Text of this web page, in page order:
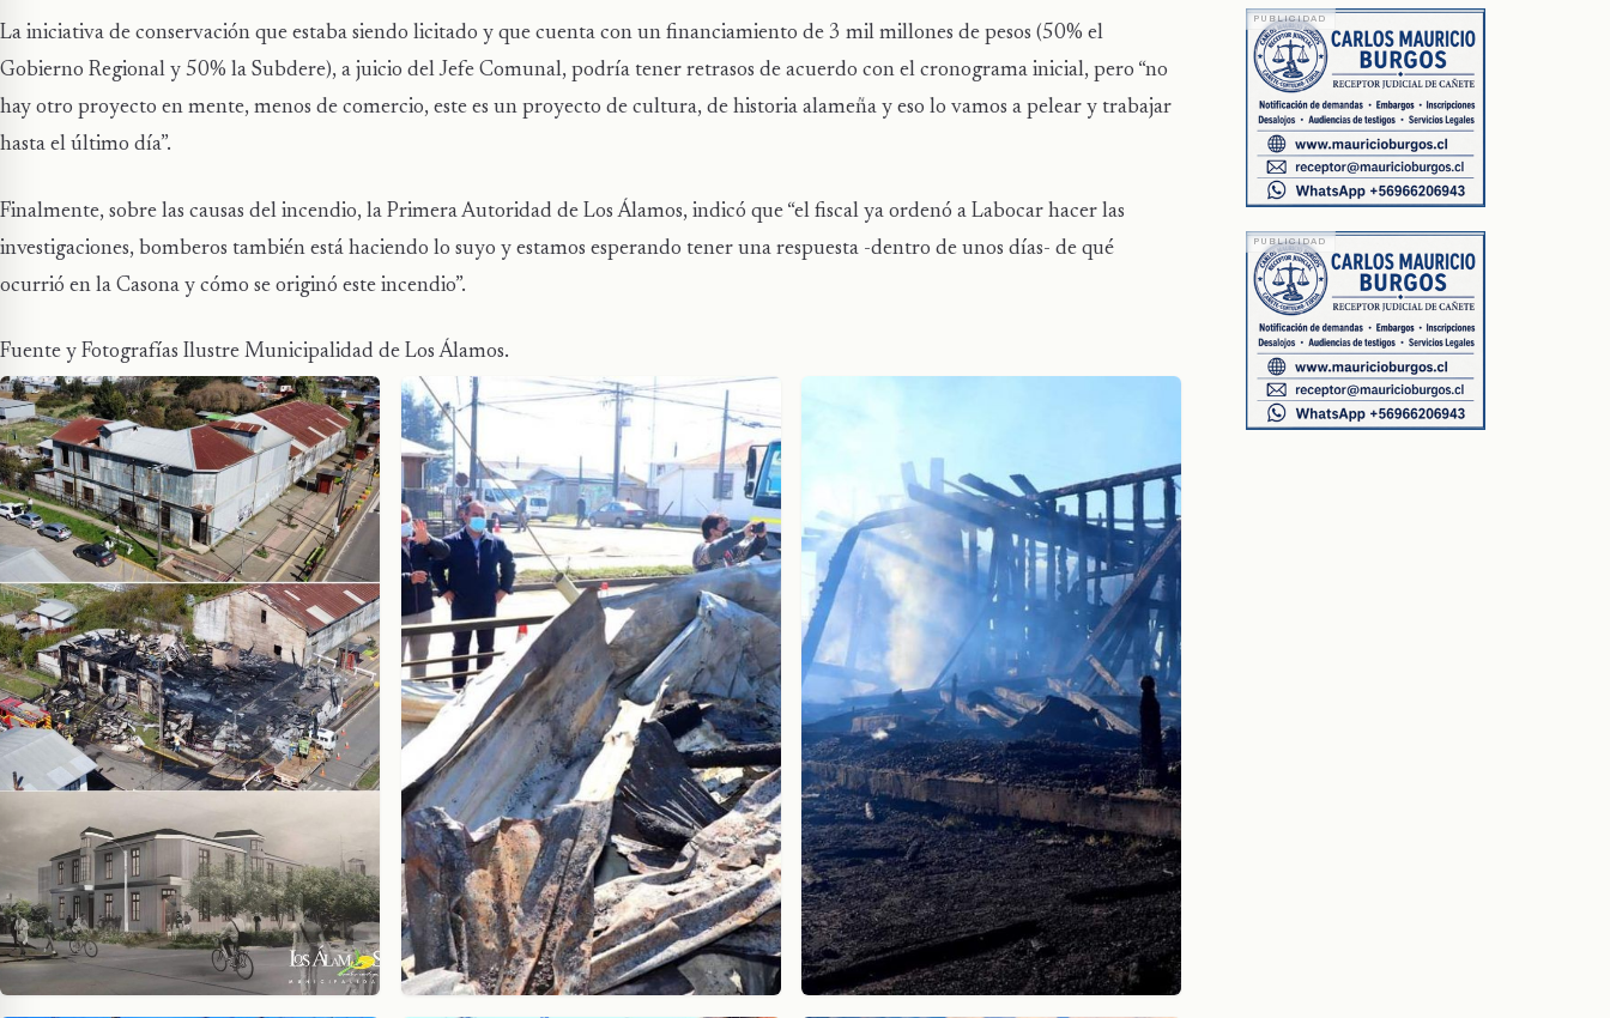
La iniciativa de conservación que estaba siendo licitado y que cuenta con un financiamiento de 3 mil millones de pesos (50% el
Gobierno Regional y 50% la Subdere), a juicio del Jefe Comunal, podría tener retrasos de acuerdo con el cronograma inicial, pero “no
hay otro proyecto en mente, menos de comercio, este es un proyecto de cultura, de historia alameña y eso lo vamos a pelear y trabajar
hasta el último día”.
Finalmente, sobre las causas del incendio, la Primera Autoridad de Los Álamos, indicó que “el fiscal ya ordenó a Labocar hacer las
investigaciones, bomberos también está haciendo lo suyo y estamos esperando tener una respuesta -dentro de unos días- de qué
ocurrió en la Casona y cómo se originó este incendio”.
Fuente y Fotografías Ilustre Municipalidad de Los Álamos.